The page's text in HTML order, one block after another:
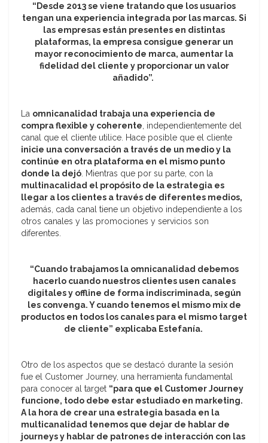
“Desde 2013 se viene tratando que los usuarios
tengan una experiencia integrada por las marcas. Si
las empresas están presentes en distintas
plataformas, la empresa consigue generar un
mayor reconocimiento de marca, aumentar la
fidelidad del cliente y proporcionar un valor
añadido”.
La omnicanalidad trabaja una experiencia de
compra flexible y coherente, independientemente del
canal que el cliente utilice. Hace posible que el cliente
inicie una conversación a través de un medio y la
continúe en otra plataforma en el mismo punto
donde la dejó. Mientras que por su parte, con la
multinacalidad el propósito de la estrategia es
llegar a los clientes a través de diferentes medios,
además, cada canal tiene un objetivo independiente a los
otros canales y las promociones y servicios son
diferentes.
“Cuando trabajamos la omnicanalidad debemos
hacerlo cuando nuestros clientes usen canales
digitales y offline de forma indiscriminada, según
les convenga. Y cuando tenemos el mismo mix de
productos en todos los canales para el mismo target
de cliente” explicaba Estefanía.
Otro de los aspectos que se destacó durante la sesión
fue el Customer Journey, una herramienta fundamental
para conocer al target “para que el Customer Journey
funcione, todo debe estar estudiado en marketing.
A la hora de crear una estrategia basada en la
multicanalidad tenemos que dejar de hablar de
journeys y hablar de patrones de interacción con las